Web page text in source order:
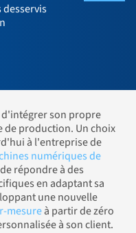
desservis
d'intégrer son propre
de production. Un choix
à l'entreprise de
numériques de
répondre à des
en adaptant sa
une nouvelle
mesureà partir de zéro
à son client.